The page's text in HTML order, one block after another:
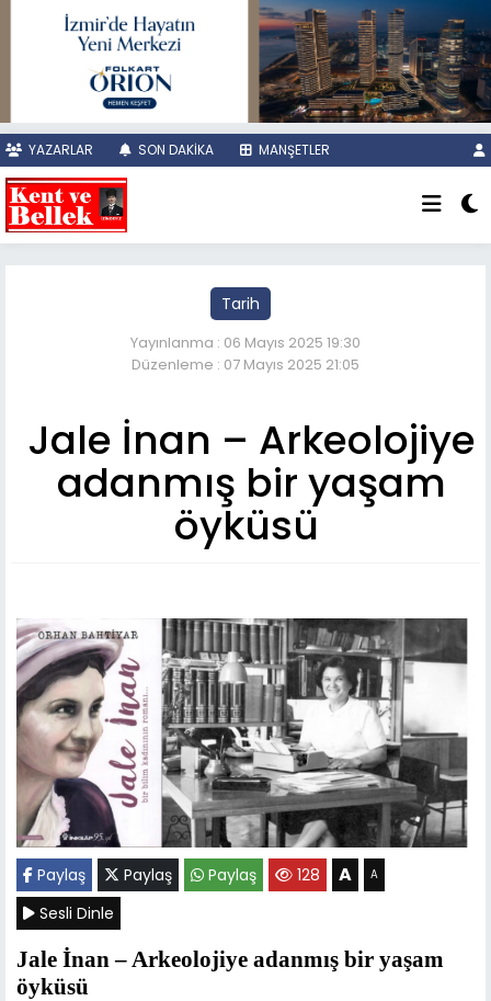
YAZARLAR SON DAKİKA MANŞETLER
Tarih
Yayınlanma : 06 Mayıs 2025 19:30
Düzenleme : 07 Mayıs 2025 21:05
Jale İnan – Arkeolojiye
adanmış bir yaşam
öyküsü
Paylaş Paylaş Paylaş 128 A A
Sesli Dinle
Jale İnan – Arkeolojiye adanmış bir yaşam
öyküsü